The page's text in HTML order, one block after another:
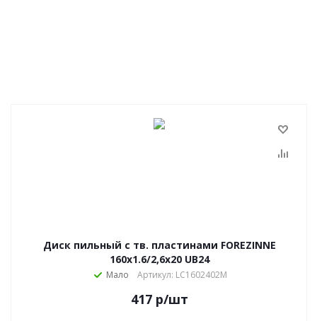
Диск пильный с тв. пластинами FOREZINNE
160х1.6/2,6х20 UB24
Мало Артикул: LC1602402M
417р/шт